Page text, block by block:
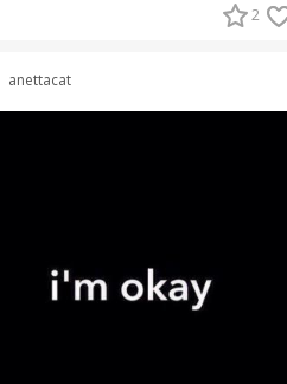
2
anettacat